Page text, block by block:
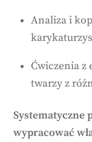
Analiza i
Ćwiczenia z
twarzy z
Systematyczne
wypracować